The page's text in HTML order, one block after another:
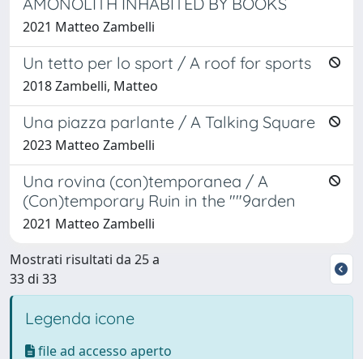
2021 Matteo Zambelli
Un tetto per lo sport / A roof for sports
2018 Zambelli, Matteo
Una piazza parlante / A Talking Square
2023 Matteo Zambelli
Una rovina (con)temporanea / A
(Con)temporary Ruin in the ""9arden
2021 Matteo Zambelli
Mostrati risultati da 25 a
33 di 33
Legenda icone
file ad accesso aperto